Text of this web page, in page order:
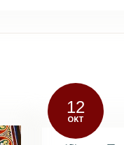
12
ΟΚΤ